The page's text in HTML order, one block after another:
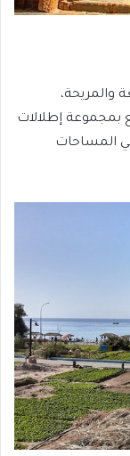
والمريحة،
بمجموعة إطلالات
المساحات